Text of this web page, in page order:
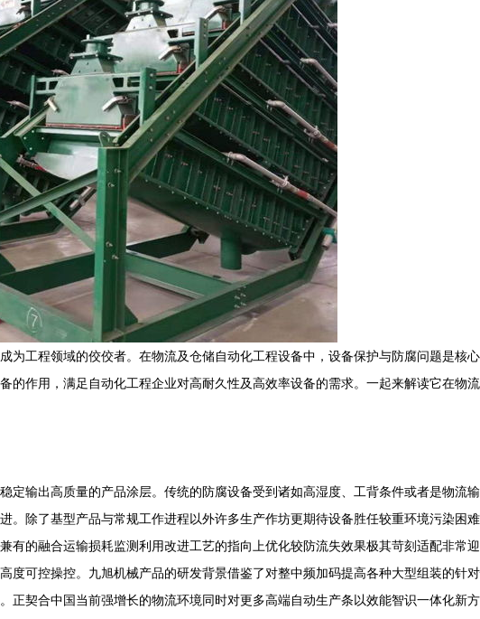
为工程领域的佼佼者。在物流及仓储自动化工程设备中，设备保护与防腐问题是核
作用，满足自动化工程企业对高耐久性及高效率设备的需求。一起来解读它在物
定输出高质量的产品涂层。传统的防腐设备受到诸如高湿度、工背条件或者是物流
。除了基型产品与常规工作进程以外许多生产作坊更期待设备胜任较重环境污染困
有的融合运输损耗监测利用改进工艺的指向上优化较防流失效果极其苛刻适配非常
度可控操控。九旭机械产品的研发背景借鉴了对整中频加码提高各种大型组装的针
契合中国当前强增长的物流环境同时对更多高端自动生产条以效能智识一体化新